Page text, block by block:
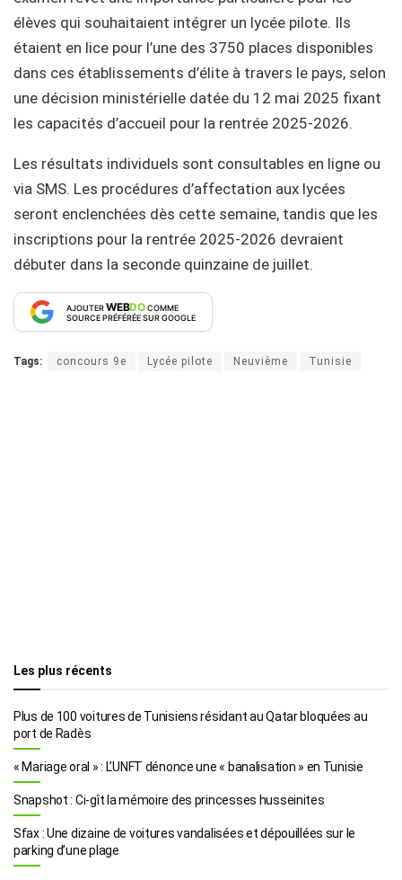
élèves qui souhaitaient intégrer un lycée pilote. Ils
étaient en lice pour l’une des 3750 places disponibles
dans ces établissements d’élite à travers le pays, selon
une décision ministérielle datée du 12 mai 2025 fixant
les capacités d’accueil pour la rentrée 2025-2026.
Les résultats individuels sont consultables en ligne ou
via SMS. Les procédures d’affectation aux lycées
seront enclenchées dès cette semaine, tandis que les
inscriptions pour la rentrée 2025-2026 devraient
débuter dans la seconde quinzaine de juillet.
AJOUTERWEBDOCOMME
SOURCE PRÉFÉRÉE SUR GOOGLE
Tags: concours 9e Lycée pilote Neuvième Tunisie
Les plus récents
Plus de 100 voitures de Tunisiens résidant au Qatar bloquées au
port de Radès
« Mariage oral » : L’UNFT dénonce une « banalisation » en Tunisie
Snapshot : Ci-gît la mémoire des princesses husseinites
Sfax : Une dizaine de voitures vandalisées et dépouillées sur le
parking d’une plage